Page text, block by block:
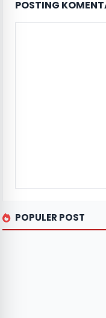
POSTING
POPULER POST